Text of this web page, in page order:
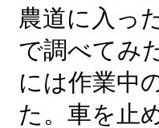
農道に入っ
で調べてみ
には作業中
た。車を止